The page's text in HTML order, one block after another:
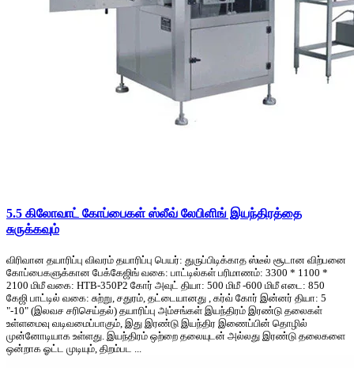
5.5 கிலோவாட் கோப்பைகள் ஸ்லீவ் லேபிளிங் இயந்திரத்தை
சுருக்கவும்
விரிவான தயாரிப்பு விவரம் தயாரிப்பு பெயர்: துருப்பிடிக்காத ஸ்டீல் சூடான விற்பனை
கோப்பைகளுக்கான பேக்கேஜிங் வகை: பாட்டில்கள் பரிமாணம்: 3300 * 1100 *
2100 மிமீ வகை: HTB-350P2 கோர் அவுட் தியா: 500 மிமீ -600 மிமீ எடை: 850
கேஜி பாட்டில் வகை: சுற்று, சதுரம், தட்டையானது , கர்வ் கோர் இன்னர் தியா: 5
"-10" (இலவச சரிசெய்தல்) தயாரிப்பு அம்சங்கள் இயந்திரம் இரண்டு தலைகள்
உள்ளமைவு வடிவமைப்பாகும், இது இரண்டு இயந்திர இணைப்பின் தொழில்
முன்னோடியாக உள்ளது. இயந்திரம் ஒற்றை தலையுடன் அல்லது இரண்டு தலைகளை
ஒன்றாக ஓட்ட முடியும், திறம்பட ...